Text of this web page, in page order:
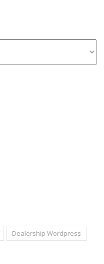
Dealership Wordpress